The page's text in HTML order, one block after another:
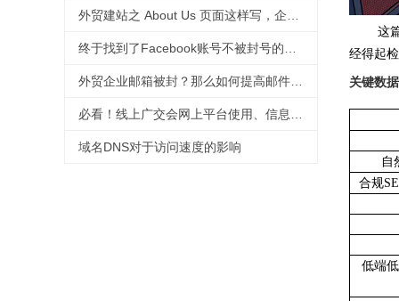
域名DNS对于访问速度的影响
这
经得起
关键数
自
合规
低端